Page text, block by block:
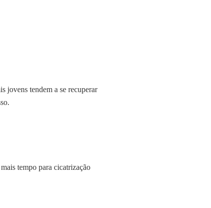
jovens tendem a se recuperar
tempo para cicatrização